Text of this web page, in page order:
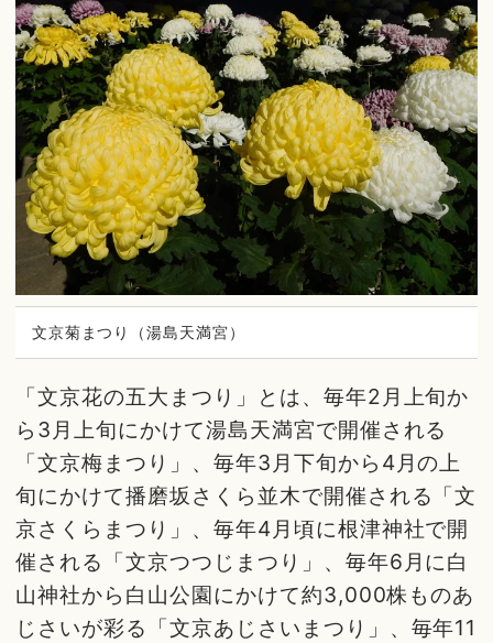
文京菊まつり（湯島天満宮）
「文京花の五大まつり」とは、毎年2月上旬か
ら3月上旬にかけて湯島天満宮で開催される
「文京梅まつり」、毎年3月下旬から4月の上
旬にかけて播磨坂さくら並木で開催される「文
京さくらまつり」、毎年4月頃に根津神社で開
催される「文京つつじまつり」、毎年6月に白
山神社から白山公園にかけて約3,000株ものあ
じさいが彩る「文京あじさいまつり」、毎年11